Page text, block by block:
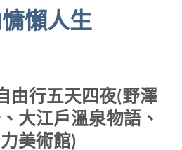
懶人生
由行五天四夜(野澤
大江戶溫泉物語、
美術館)